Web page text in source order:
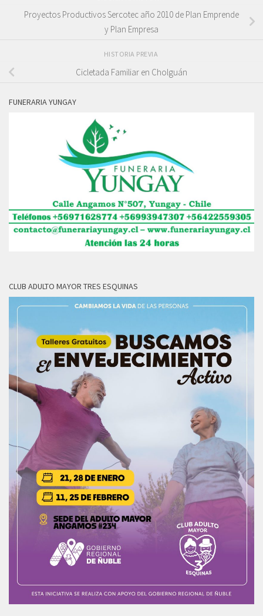
Proyectos Productivos Sercotec año 2010 de Plan Emprende
y Plan Empresa
HISTORIA PREVIA
Cicletada Familiar en Cholguán
FUNERARIA YUNGAY
CLUB ADULTO MAYOR TRES ESQUINAS